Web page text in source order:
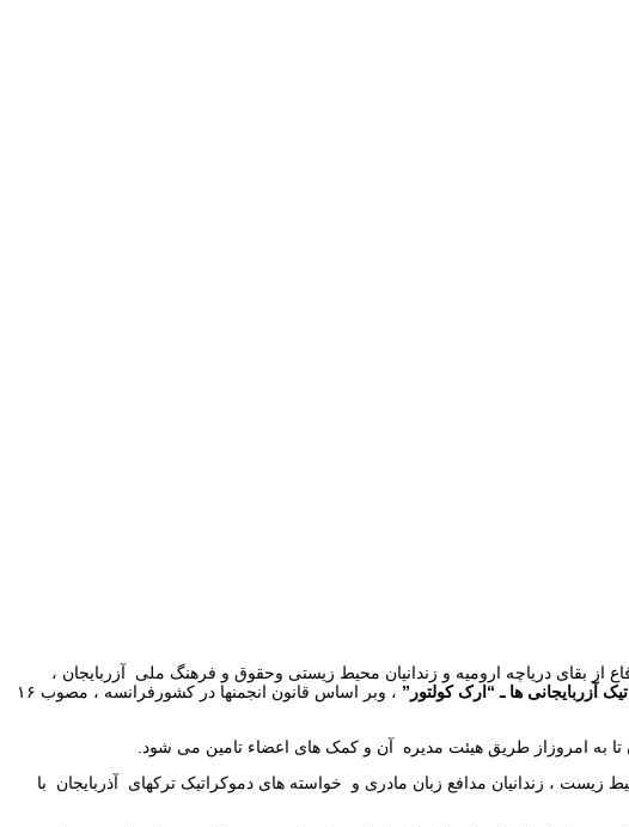
۲۰۱۰ با اوج گیری ,اعتراضات ملت آزربایجان برای دفاع از بقای دریاچه ارومیه و زندانیان محیط زیستی وحقوق و فرهنگ ملی آزربایجان ،
ها ـ “ارک کولتور”
، وبر اساس قانون انجمنها در کشورفرانسه ، مصوب ۱۶
به امروزاز طریق هیئت مدیره آن و کمک های اعضاء تامین می شود.
زیست ، زندانیان مدافع زبان مادری و خواسته های دموکراتیک ترکهای آذربایجان با